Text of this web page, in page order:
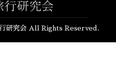
研究会 All Rights Reserved.